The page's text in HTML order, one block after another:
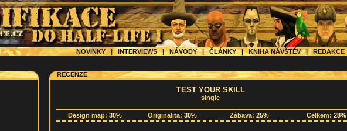
NOVINKY | INTERVIEWS|NÁVODY|ČLÁNKY|KNIHA NÁVŠTĚV|REDAKCE
RECENZE
TEST YOUR SKILL
single
Design map: 30% Originalita: 30% Zábava: 25% Celkem: 28%